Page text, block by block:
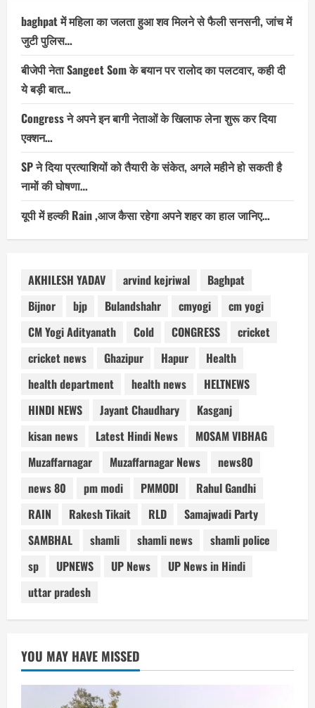
baghpat में महिला का जलता हुआ शव मिलने से फैली सनसनी, जांच में
जुटी पुलिस…
बीजेपी नेता Sangeet Som के बयान पर रालोद का पलटवार, कही दी
ये बड़ी बात…
Congress ने अपने इन बागी नेताओं के खिलाफ लेना शुरू कर दिया
एक्शन…
SP ने दिया प्रत्याशियों को तैयारी के संकेत, अगले महीने हो सकती है
नामों की घोषणा…
यूपी में हल्की Rain ,आज कैसा रहेगा अपने शहर का हाल जानिए…
AKHILESH YADAV arvind kejriwal
Baghpat
Bijnor
bjp Bulandshahr cmyogi
cm yogi
CM Yogi Adityanath
Cold CONGRESS
cricket
cricket news
Ghazipur Hapur
Health
health department
health news
HELTNEWS
HINDI NEWS
Jayant Chaudhary
Kasganj
kisan news
Latest Hindi News
MOSAM VIBHAG
Muzaffarnagar
Muzaffarnagar News
news80
news 80
pm modi PMMODI
Rahul Gandhi
RAIN
Rakesh Tikait RLD
Samajwadi Party
SAMBHAL
shamli shamli news
shamli police
sp
UPNEWS UP News
UP News in Hindi
uttar pradesh
YOU MAY HAVE MISSED